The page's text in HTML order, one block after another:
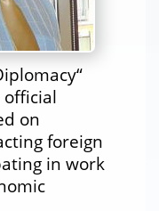
on
foreign
in work